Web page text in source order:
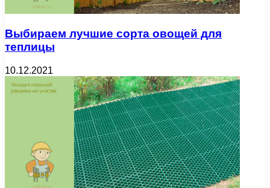
Выбираем лучшие сорта овощей для
теплицы
10.12.2021